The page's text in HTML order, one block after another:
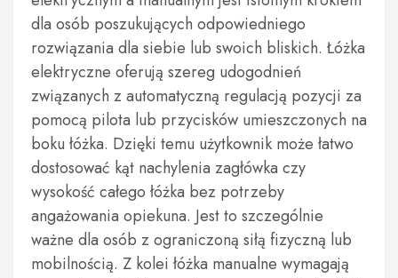
dla osób poszukujących odpowiedniego
rozwiązania dla siebie lub swoich bliskich. Łóżka
elektryczne oferują szereg udogodnień
związanych z automatyczną regulacją pozycji za
pomocą pilota lub przycisków umieszczonych na
boku łóżka. Dzięki temu użytkownik może łatwo
dostosować kąt nachylenia zagłówka czy
wysokość całego łóżka bez potrzeby
angażowania opiekuna. Jest to szczególnie
ważne dla osób z ograniczoną siłą fizyczną lub
mobilnością. Z kolei łóżka manualne wymagają